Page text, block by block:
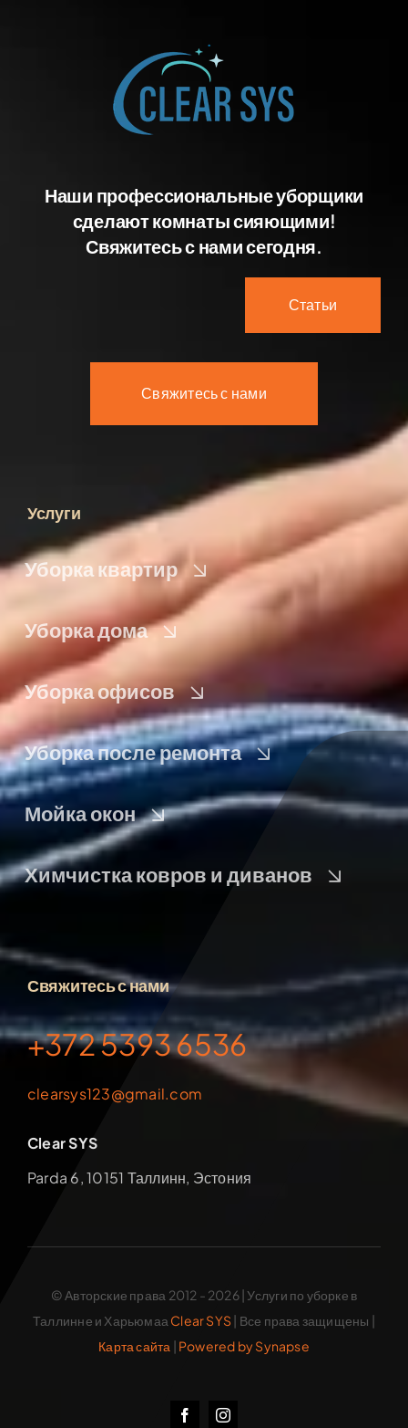
Наши профессиональные уборщики
сделают комнаты сияющими!
Свяжитесь с нами сегодня.
Статьи
Свяжитесь с нами
Услуги
Уборка квартир
Уборка дома
Уборка офисов
Уборка после ремонта
Мойка окон
Химчистка ковров и диванов
Свяжитесь с нами
+372 5393 6536
clearsys123@gmail.com
Clear SYS
Parda 6, 10151 Таллинн, Эстония
© Авторские права 2012 - 2026 | Услуги по уборке в
Таллинне и Харьюмаа Clear SYS | Все права защищены |
Карта сайта | Powered by Synapse